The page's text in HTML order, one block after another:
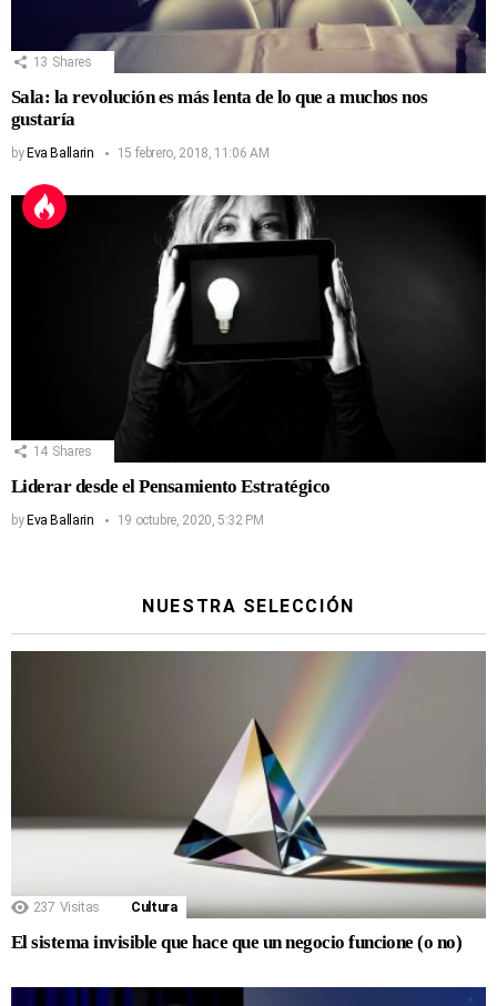
13 Shares
Sala: la revolución es más lenta de lo que a muchos nos
gustaría
byEva Ballarin 15 febrero, 2018, 11:06 AM
14 Shares
Liderar desde el Pensamiento Estratégico
byEva Ballarin 19 octubre, 2020, 5:32 PM
NUESTRA SELECCIÓN
237 Visitas Cultura
El sistema invisible que hace que un negocio funcione (o no)